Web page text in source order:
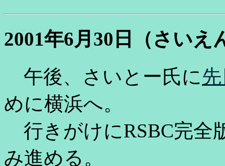
2001年6月30日（さいえ
午後、さいとー氏に
めに横浜へ。
行きがけにRSBC完全
み進める。